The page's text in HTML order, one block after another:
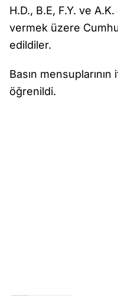
H.D., B.E, F.Y. ve
vermek üzere
edildiler.
Basın
öğrenildi.